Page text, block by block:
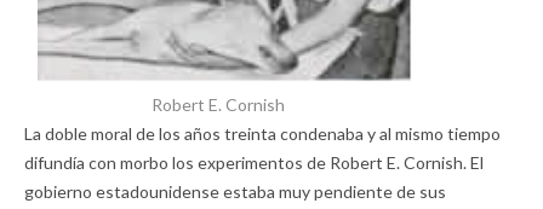
Robert E. Cornish
La doble moral de los años treinta condenaba y al mismo tiempo
difundía con morbo los experimentos de Robert E. Cornish. El
gobierno estadounidense estaba muy pendiente de sus